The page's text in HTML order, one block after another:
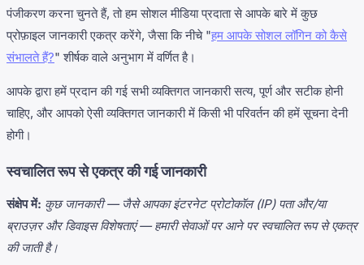
पंजीकरण करना चुनते हैं, तो हम सोशल मीडिया प्रदाता से आपके बारे में कुछ
प्रोफ़ाइल जानकारी एकत्र करेंगे, जैसा कि नीचे "हम आपके सोशल लॉगिन को कैसे
संभालते हैं?" शीर्षक वाले अनुभाग में वर्णित है।
आपके द्वारा हमें प्रदान की गई सभी व्यक्तिगत जानकारी सत्य, पूर्ण और सटीक होनी
चाहिए, और आपको ऐसी व्यक्तिगत जानकारी में किसी भी परिवर्तन की हमें सूचना देनी
होगी।
स्वचालित रूप से एकत्र की गई जानकारी
संक्षेप में: कुछ जानकारी — जैसे आपका इंटरनेट प्रोटोकॉल (IP) पता और/या
ब्राउज़र और डिवाइस विशेषताएं — हमारी सेवाओं पर आने पर स्वचालित रूप से एकत्र
की जाती है।